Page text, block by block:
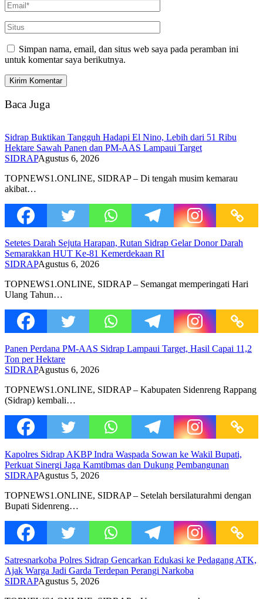
Simpan nama, email, dan situs web saya pada peramban ini
untuk komentar saya berikutnya.
Baca Juga
Sidrap Buktikan Tangguh Hadapi El Nino, Lebih dari 51 Ribu
Hektare Sawah Panen dan PM-AAS Lampaui Target
SIDRAPAgustus 6, 2026
TOPNEWS1.ONLINE, SIDRAP – Di tengah musim kemarau
akibat…
Setetes Darah Sejuta Harapan, Rutan Sidrap Gelar Donor Darah
Semarakkan HUT Ke-81 Kemerdekaan RI
SIDRAPAgustus 6, 2026
TOPNEWS1.ONLINE, SIDRAP – Semangat memperingati Hari
Ulang Tahun…
Panen Perdana PM-AAS Sidrap Lampaui Target, Hasil Capai 11,2
Ton per Hektare
SIDRAPAgustus 6, 2026
TOPNEWS1.ONLINE, SIDRAP – Kabupaten Sidenreng Rappang
(Sidrap) kembali…
Kapolres Sidrap AKBP Indra Waspada Sowan ke Wakil Bupati,
Perkuat Sinergi Jaga Kamtibmas dan Dukung Pembangunan
SIDRAPAgustus 5, 2026
TOPNEWS1.ONLINE, SIDRAP – Setelah bersilaturahmi dengan
Bupati Sidenreng…
Satresnarkoba Polres Sidrap Gencarkan Edukasi ke Pedagang ATK,
Ajak Warga Jadi Garda Terdepan Perangi Narkoba
SIDRAPAgustus 5, 2026